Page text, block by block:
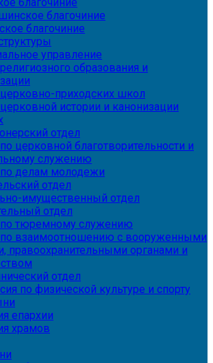
благочиние
благочиние
управление
образования и
приходских школ
истории и канонизации
отдел
церковной благотворительности и
служению
делам молодежи
отдел
имущественный отдел
отдел
тюремному служению
взаимоотношению с вооруженными
правоохранительными органами и
отдел
по физической культуре и спорту
епархии
храмов